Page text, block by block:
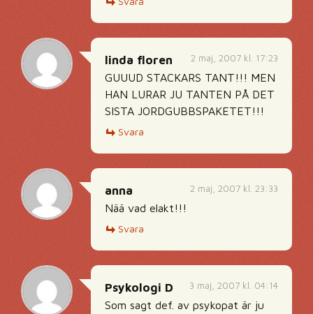
2 maj, 2007 kl. 17:23
linda floren
GUUUD STACKARS TANT!!! MEN
HAN LURAR JU TANTEN PÅ DET
SISTA JORDGUBBSPAKETET!!!
Svara
2 maj, 2007 kl. 23:33
anna
Nää vad elakt!!!
Svara
3 maj, 2007 kl. 04:14
Psykologi D
Som sagt def. av psykopat är ju